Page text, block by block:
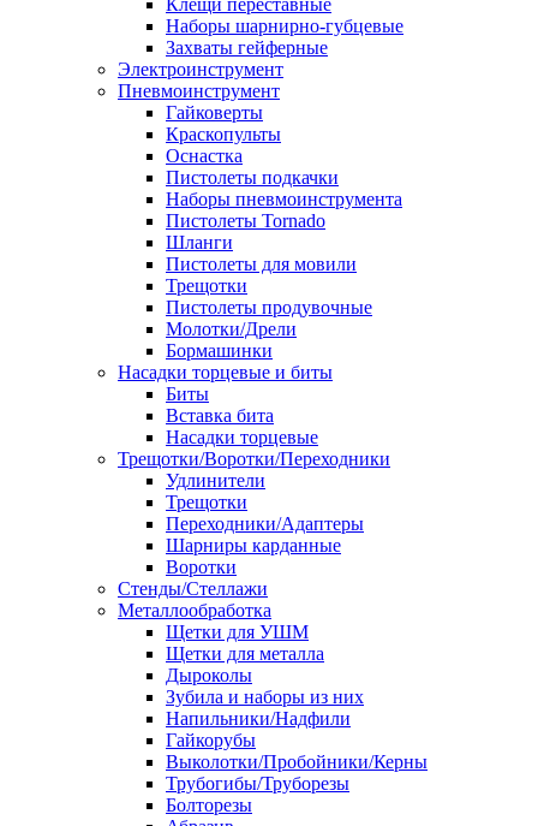
Клещи переставные
Наборы шарнирно-губцевые
Захваты гейферные
Электроинструмент
Пневмоинструмент
Гайковерты
Краскопульты
Оснастка
Пистолеты подкачки
Наборы пневмоинструмента
Пистолеты Tornado
Шланги
Пистолеты для мовили
Трещотки
Пистолеты продувочные
Молотки/Дрели
Бормашинки
Насадки торцевые и биты
Биты
Вставка бита
Насадки торцевые
Трещотки/Воротки/Переходники
Удлинители
Трещотки
Переходники/Адаптеры
Шарниры карданные
Воротки
Стенды/Стеллажи
Металлообработка
Щетки для УШМ
Щетки для металла
Дыроколы
Зубила и наборы из них
Напильники/Надфили
Гайкорубы
Выколотки/Пробойники/Керны
Трубогибы/Труборезы
Болторезы